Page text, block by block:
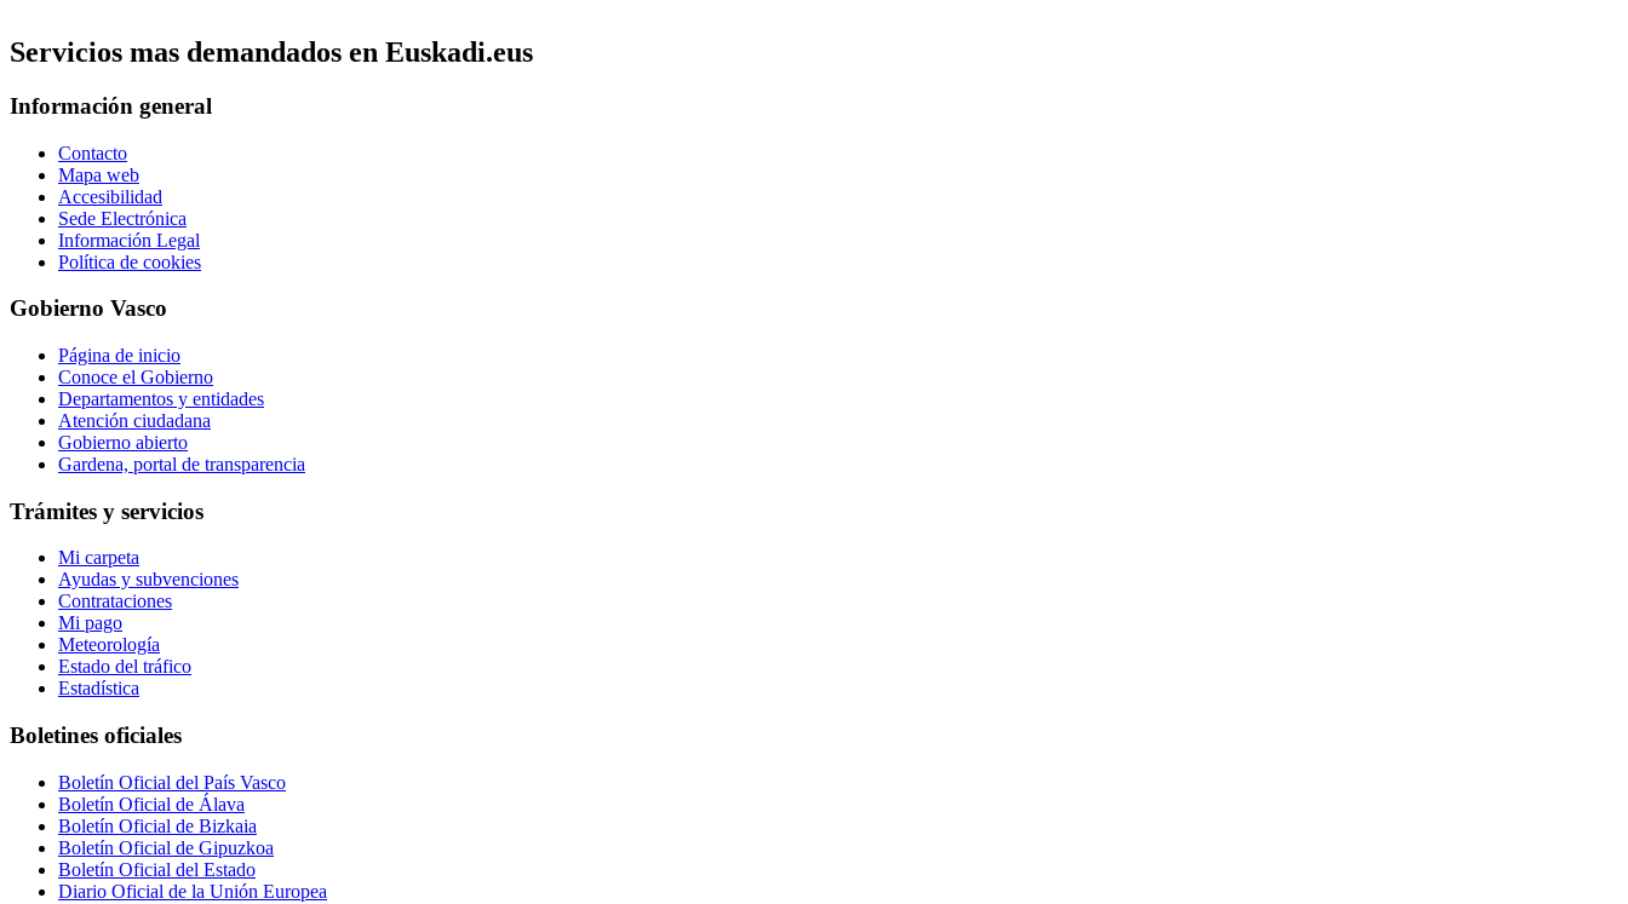
Servicios mas demandados en Euskadi.eus
Información general
Contacto
Mapa web
Accesibilidad
Sede Electrónica
Información Legal
Política de cookies
Gobierno Vasco
Página de inicio
Conoce el Gobierno
Departamentos y entidades
Atención ciudadana
Gobierno abierto
Gardena, portal de transparencia
Trámites y servicios
Mi carpeta
Ayudas y subvenciones
Contrataciones
Mi pago
Meteorología
Estado del tráfico
Estadística
Boletines oficiales
Boletín Oficial del País Vasco
Boletín Oficial de Álava
Boletín Oficial de Bizkaia
Boletín Oficial de Gipuzkoa
Boletín Oficial del Estado
Diario Oficial de la Unión Europea